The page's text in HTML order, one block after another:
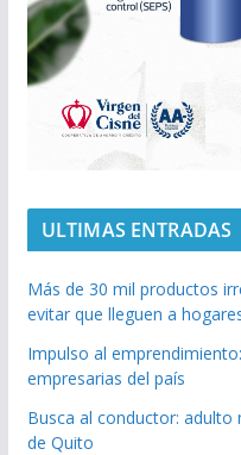
ULTIMAS ENTRADAS
Más de 30 mil productos
evitar que lleguen a
Impulso al
empresarias del país
Busca al conductor:
de Quito